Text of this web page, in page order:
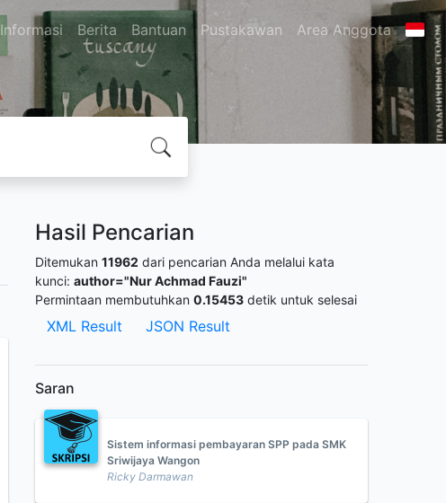
Informasi Berita Bantuan Pustakawan Area Anggota
Hasil Pencarian
Ditemukan 11962 dari pencarian Anda melalui kata
kunci: author="Nur Achmad Fauzi"
Permintaan membutuhkan 0.15453 detik untuk selesai
XML Result JSON Result
Saran
Sistem informasi pembayaran SPP pada SMK
Sriwijaya Wangon
Ricky Darmawan